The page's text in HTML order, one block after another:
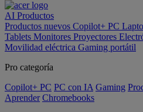
AI Productos
Productos nuevos Copilot+ PC
Tablets Monitores Proyectores
Movilidad eléctrica Gaming portátil
Pro categoría
Copilot+ PC PC con IA Gaming
Aprender Chromebooks